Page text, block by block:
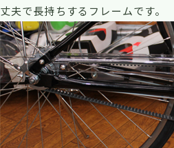
丈夫で長持ちするフレームです。